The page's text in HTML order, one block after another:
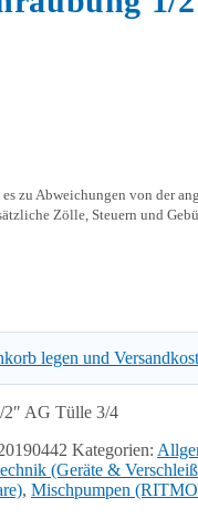
zu Abweichungen von der
Zölle, Steuern und
legen und
2″ AG Tülle 3/4
Kategorien:
(Geräte &
, Mischpumpen